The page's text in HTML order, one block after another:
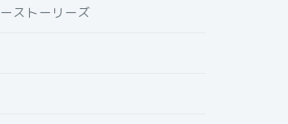
ストーリーズ